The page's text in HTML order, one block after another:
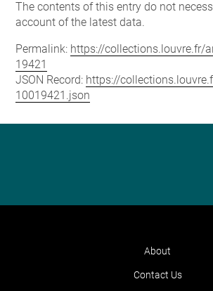
The contents of this entry do not
account of the latest data.
Permalink: https://collections.louvre.fr/
19421
JSON Record: https://
10019421.json
About
Contact Us